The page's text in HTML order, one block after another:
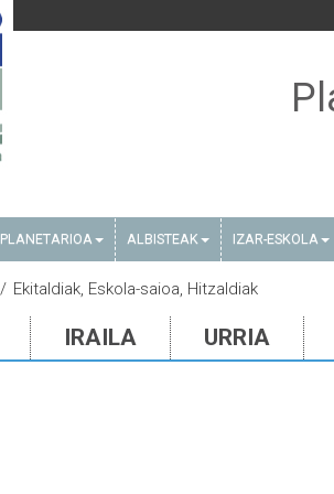
PLANETARIOA ALBISTEAK IZAR-ESKOLA
Ekitaldiak, Eskola-saioa, Hitzaldiak
IRAILA URRIA